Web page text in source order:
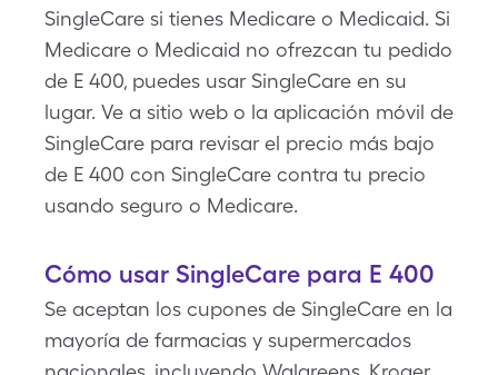
SingleCare si tienes Medicare o Medicaid. Si
Medicare o Medicaid no ofrezcan tu pedido
de E 400, puedes usar SingleCare en su
lugar. Ve a sitio web o la aplicación móvil de
SingleCare para revisar el precio más bajo
de E 400 con SingleCare contra tu precio
usando seguro o Medicare.
Cómo usar SingleCare para E 400
Se aceptan los cupones de SingleCare en la
mayoría de farmacias y supermercados